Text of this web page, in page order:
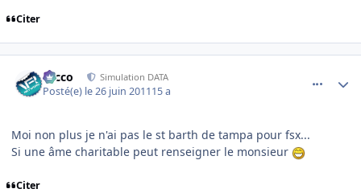
Citer
Nicco Simulation DATA
Posté(e) le 26 juin 201115 a
Moi non plus je n'ai pas le st barth de tampa pour fsx...
Si une âme charitable peut renseigner le monsieur
Citer